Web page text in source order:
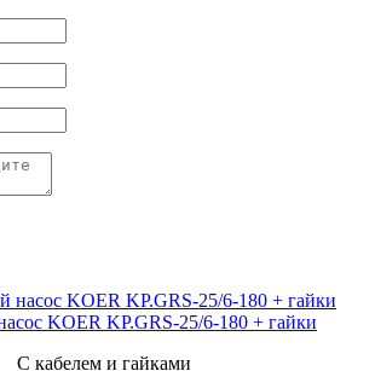
KOER KP.GRS-25/6-180 + гайки
С кабелем и гайками